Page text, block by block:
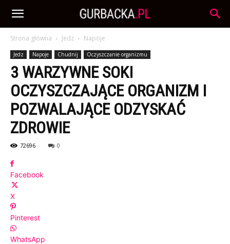
Strona główna Jedz Napoje
Jedz Napoje Chudnij Oczyszczanie organizmu
3 WARZYWNE SOKI
OCZYSZCZAJĄCE ORGANIZM I
POZWALAJĄCE ODZYSKAĆ
ZDROWIE
72696 0
Facebook
X
Pinterest
WhatsApp